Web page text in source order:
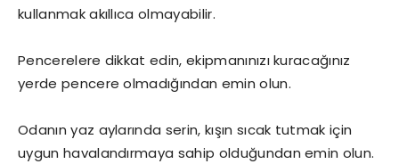
kullanmak akıllıca olmayabilir.
Pencerelere dikkat edin, ekipmanınızı kuracağınız
yerde pencere olmadığından emin olun.
Odanın yaz aylarında serin, kışın sıcak tutmak için
uygun havalandırmaya sahip olduğundan emin olun.